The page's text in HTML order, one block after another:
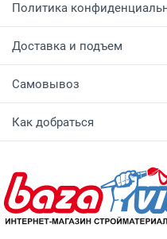
Политика
Доставка и подъем
Самовывоз
Как добраться